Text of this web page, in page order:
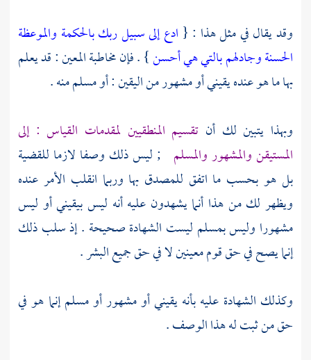
وقد يقال في مثل هذا : { ادع إلى سبيل ربك بالحكمة والموعظة
الحسنة وجادلهم بالتي هي أحسن} . فإن مخاطبة المعين : قد يعلم
بها ما هو عنده يقيني أو مشهور من اليقين : أو مسلم منه .
وبهذا يتبين لك أن تقسيم المنطقيين لمقدمات القياس : إلى
المستيقن والمشهور والمسلم ; ليس ذلك وصفا لازما للقضية
بل هو بحسب ما اتفق للمصدق بها وربما انقلب الأمر عنده
ويظهر لك من هذا أنما يشهدون عليه أنه ليس بيقيني أو ليس
مشهورا وليس بمسلم ليست الشهادة صحيحة . إذ سلب ذلك
إنما يصح في حق قوم معينين لا في حق جميع البشر .
وكذلك الشهادة عليه بأنه يقيني أو مشهور أو مسلم إنما هو في
حق من ثبت له هذا الوصف .